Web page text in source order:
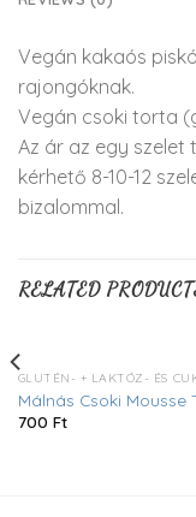
Vegán kakaós
rajongóknak.
Vegán csoki torta
Az ár az egy
kérhető 8-10-12
bizalommal.
RELATED
Málnás Csoki Mousse
700 Ft